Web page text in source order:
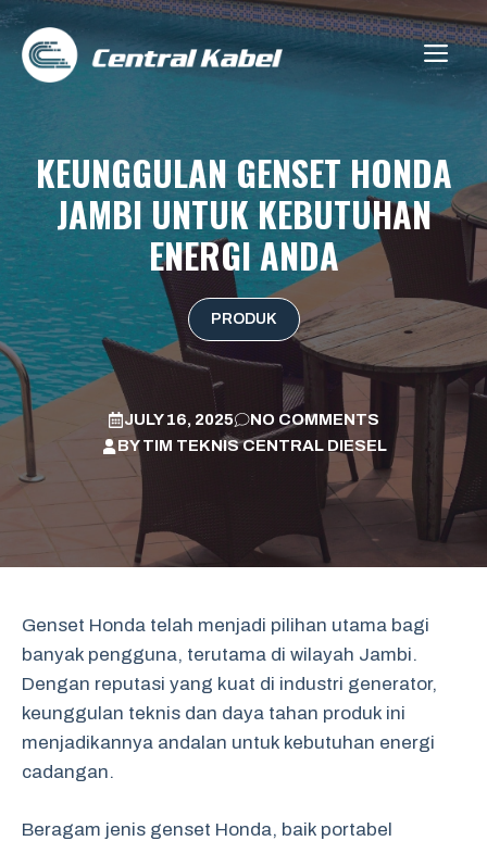
Skip
content
KEUNGGULAN GENSET HONDA
JAMBI UNTUK KEBUTUHAN
ENERGI ANDA
PRODUK
JULY 16, 2025
NO COMMENTS
BYTIM TEKNIS CENTRAL DIESEL
Genset Honda telah menjadi pilihan utama bagi
banyak pengguna, terutama di wilayah Jambi.
Dengan reputasi yang kuat di industri generator,
keunggulan teknis dan daya tahan produk ini
menjadikannya andalan untuk kebutuhan energi
cadangan.
Beragam jenis genset Honda, baik portabel